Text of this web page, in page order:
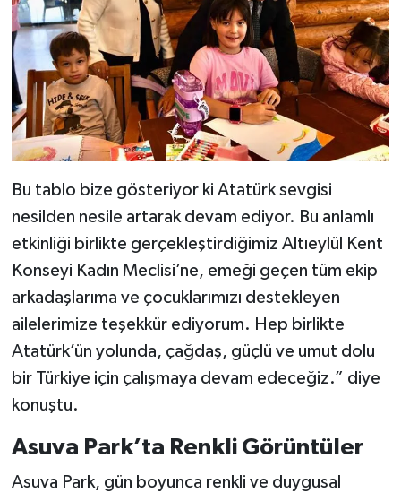
Bu tablo bize gösteriyor ki Atatürk sevgisi
nesilden nesile artarak devam ediyor. Bu anlamlı
etkinliği birlikte gerçekleştirdiğimiz Altıeylül Kent
Konseyi Kadın Meclisi’ne, emeği geçen tüm ekip
arkadaşlarıma ve çocuklarımızı destekleyen
ailelerimize teşekkür ediyorum. Hep birlikte
Atatürk’ün yolunda, çağdaş, güçlü ve umut dolu
bir Türkiye için çalışmaya devam edeceğiz.” diye
konuştu.
Asuva Park’ta Renkli Görüntüler
Asuva Park, gün boyunca renkli ve duygusal